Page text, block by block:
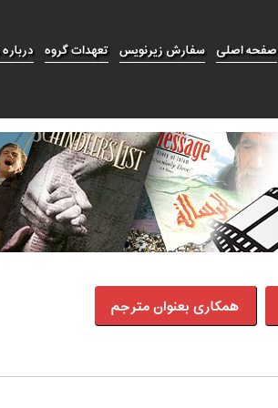
تعهدات گروه سفارش زیرنویس صفحه اصلی
همکاری بعنوان مترجم